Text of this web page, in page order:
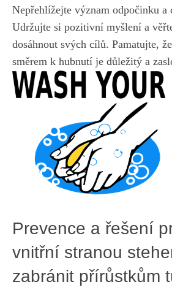
Nepřehlížejte význam ‌odpočinku a
Udržujte ⁢si pozitivní myšlení ⁣a
dosáhnout svých cílů. ⁣Pamatujte,
směrem k hubnutí je důležitý a
Prevence‍ a‌ řešení
vnitřní stranou
‌zabránit přírůstkům